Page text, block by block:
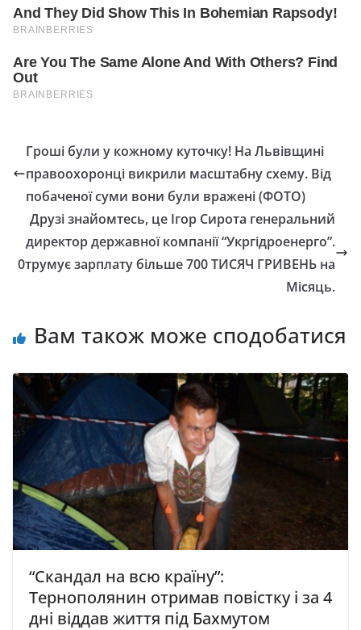
Гроші були у кожному куточку! На Львівщині
правоохоронці викpили мacштaбнy cxeмy. Від
побаченої суми вони були вражені (ФОТО)
Друзі знайомтесь, це Ігор Сирота генеральний
директор державної компанії “Укргідроенерго”.
0трумує зарплату більше 700 ТИСЯЧ ГРИВЕНЬ на
Місяць.
Вам також може сподобатися
“Скандал на всю країну”:
Тернополянин отримав повістку і за 4
дні віддав життя під Бахмутом